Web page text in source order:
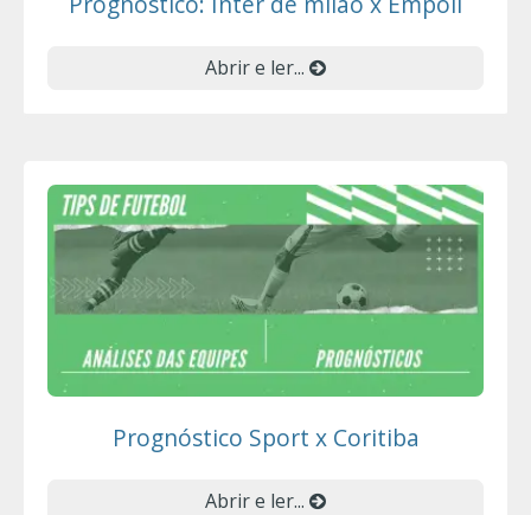
Abrir e ler...
Prognóstico Sport x Coritiba
Abrir e ler...